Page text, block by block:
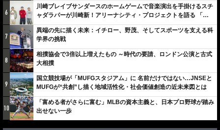
6
川崎ブレイブサンダースのホームゲームで音楽演出を手掛けるスチ
ャダラパーが川崎新！アリーナシティ・プロジェクトを語る 「楽
しみでしかないでしょ。川崎は、ずっと成長曲線だから」
7
異端の先に描く未来：イチロー、野茂、そしてスポーツを支える科
学界の挑戦
8
相撲協会で3倍以上増えたもの ～時代の要請、ロンドン公演と古式
大相撲
9
国立競技場が「MUFGスタジアム」に 名前だけではない…JNSEと
MUFGが“共創”し描く地域活性化・社会価値創造の近未来図とは
10
「富める者がさらに富む」MLBの資本主義と、日本プロ野球が踏み
出せない一歩